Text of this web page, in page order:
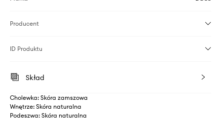
Producent
ID Produktu
Skład
Cholewka: Skóra zamszowa
Wnętrze: Skóra naturalna
Podeszwa: Skóra naturalna